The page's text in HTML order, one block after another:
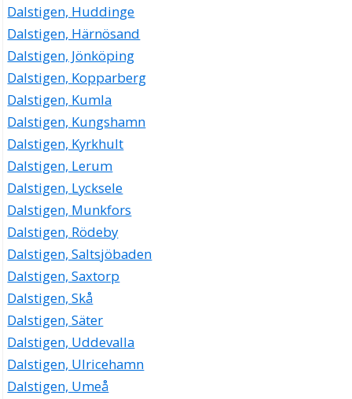
Dalstigen, Huddinge
Dalstigen, Härnösand
Dalstigen, Jönköping
Dalstigen, Kopparberg
Dalstigen, Kumla
Dalstigen, Kungshamn
Dalstigen, Kyrkhult
Dalstigen, Lerum
Dalstigen, Lycksele
Dalstigen, Munkfors
Dalstigen, Rödeby
Dalstigen, Saltsjöbaden
Dalstigen, Saxtorp
Dalstigen, Skå
Dalstigen, Säter
Dalstigen, Uddevalla
Dalstigen, Ulricehamn
Dalstigen, Umeå